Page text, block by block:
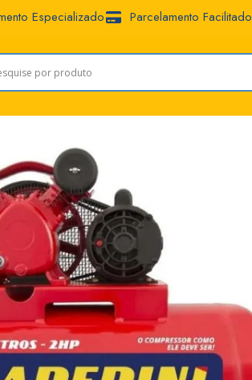
Especializado Parcelamento Facilitado